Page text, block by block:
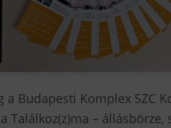
Budapesti Komplex SZC
Találkoz(z)ma –